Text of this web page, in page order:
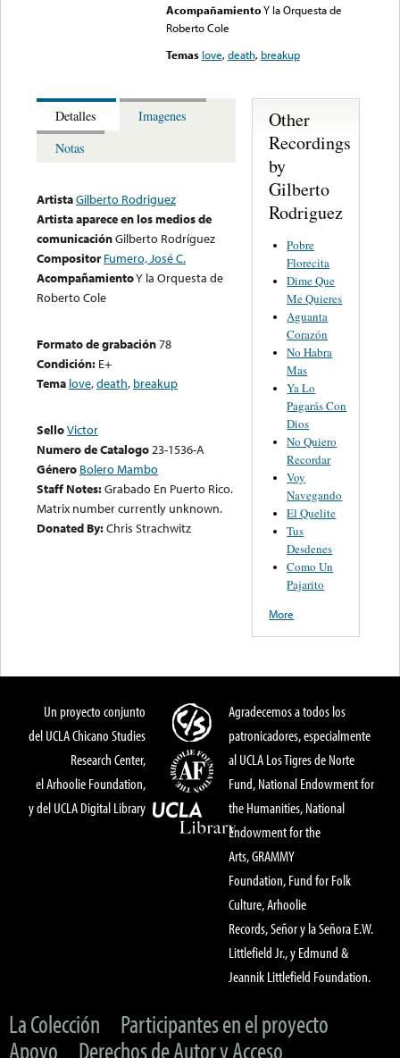
AcompañamientoY la Orquesta de
Roberto Cole
Temas love,death, breakup
Detalles
Imagenes
Notas
ArtistaGilberto Rodriguez
Artista aparece en los medios de
comunicaciónGilberto Rodríguez
Compositor Fumero, José C.
AcompañamientoY la Orquesta de
Roberto Cole
Formato de grabación78
Condición: E+
Tema love,death, breakup
SelloVictor
Numero de Catalogo23-1536-A
Género Bolero Mambo
Staff Notes:Grabado En Puerto Rico.
Matrix number currently unknown.
Donated By:Chris Strachwitz
Other
Recordings
by
Gilberto
Rodriguez
Pobre
Florecita
Dime Que
Me Quieres
Aguanta
Corazón
No Habra
Mas
Ya Lo
Pagarás Con
Dios
No Quiero
Recordar
Voy
Navegando
El Quelite
Tus
Desdenes
Como Un
Pajarito
More
Un proyecto conjunto
del UCLA Chicano Studies
Research Center,
el Arhoolie Foundation,
y del UCLA Digital Library
Agradecemos a todos los
patronicadores, especialmente
al UCLA Los Tigres de Norte
Fund, National Endowment for
the Humanities, National
Endowment for the
Arts, GRAMMY
Foundation, Fund for Folk
Culture, Arhoolie
Records, Señor y la Señora E.W.
Littlefield Jr., y Edmund &
Jeannik Littlefield Foundation.
La Colección
Participantes en el proyecto
Apoyo
Derechos de Autor y Acceso